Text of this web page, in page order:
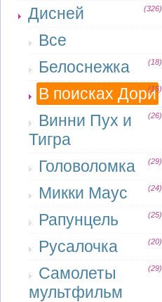
Дисней (326)
Все
Белоснежка
(18)
В поисках Дори
(15)
Винни Пух и
Тигра
(26)
Головоломка (29)
Микки Маус (24)
Рапунцель (25)
Русалочка (20)
Самолеты
мультфильм
(29)